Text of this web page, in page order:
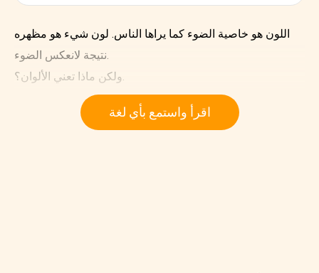
اللون هو خاصية الضوء كما يراها الناس. لون شيء هو مظهره
نتيجة لانعكس الضوء.
ولكن ماذا تعني الألوان؟.
اقرأ واستمع بأي لغة